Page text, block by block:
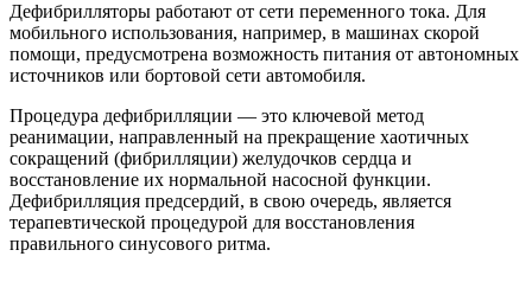
Дефибрилляторы работают от сети переменного тока. Для
мобильного использования, например, в машинах скорой
помощи, предусмотрена возможность питания от автономных
источников или бортовой сети автомобиля.
Процедура дефибрилляции — это ключевой метод
реанимации, направленный на прекращение хаотичных
сокращений (фибрилляции) желудочков сердца и
восстановление их нормальной насосной функции.
Дефибрилляция предсердий, в свою очередь, является
терапевтической процедурой для восстановления
правильного синусового ритма.